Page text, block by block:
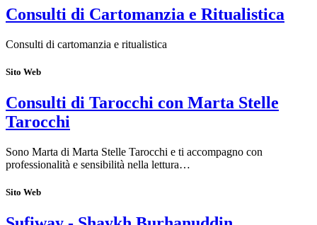
Consulti di Cartomanzia e Ritualistica
Consulti di cartomanzia e ritualistica
Sito Web
Consulti di Tarocchi con Marta Stelle
Tarocchi
Sono Marta di Marta Stelle Tarocchi e ti accompagno con
professionalità e sensibilità nella lettura…
Sito Web